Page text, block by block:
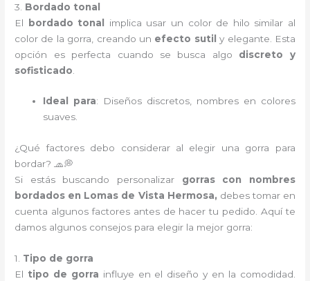
3. Bordado tonal
El bordado tonal implica usar un color de hilo similar al
color de la gorra, creando un efecto sutil y elegante. Esta
opción es perfecta cuando se busca algo discreto y
sofisticado
Ideal para: Diseños discretos, nombres en colores
suaves.
¿Qué factores debo considerar al elegir una gorra para
bordar? 🧢💭
Si estás buscando personalizar gorras con nombres
bordados en Lomas de Vista Hermosa, debes tomar en
cuenta algunos factores antes de hacer tu pedido. Aquí te
damos algunos consejos para elegir la mejor gorra:
1. Tipo de gorra
El tipo de gorra influye en el diseño y en la comodidad.